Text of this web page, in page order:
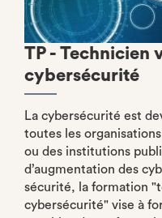
TP - Technicien
cybersécurité
La cybersécurité est
toutes les
ou des institutions
d’augmentation des
sécurité, la formation
cybersécurité" vise à